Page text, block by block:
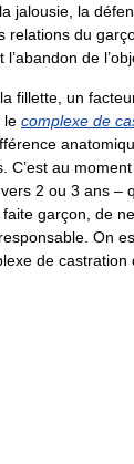
jalousie, la
relations du
l’abandon de
fillette, un
le complexe de
C’est au
2 ou 3 ans –
garçon, de
On
de castration